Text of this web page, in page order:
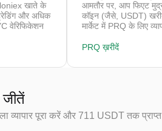
खाते के
और अधिक
वेरिफिकेशन
आमतौर पर, आप फिएट
कॉइन (जैसे, USDT)
मार्केट में PRQ के लिए
PRQ ख़रीदें
व्यापार पूरा करें और 711 USDT तक